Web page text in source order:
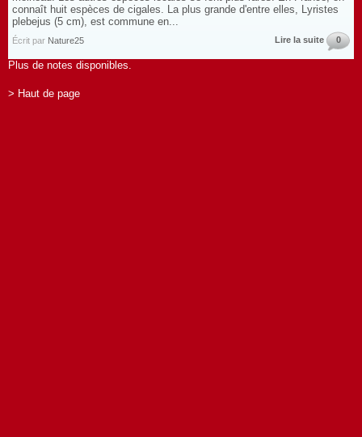
connaît huit espèces de cigales. La plus grande d'entre elles, Lyristes
plebejus (5 cm), est commune en...
Écrit par Nature25 Lire la suite 0
Plus de notes disponibles.
> Haut de page